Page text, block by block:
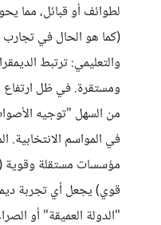
لطوائف أو قبائل، مما
(كما هو الحال في
والتعليمي: ترتبط
ومستقرة. في ظل ارتفاع
من السهل "توجيه
في المواسم الانتخابية.
مؤسسات مستقلة وقوية
قوي) يجعل أي تجربة
"الدولة العميقة" أو